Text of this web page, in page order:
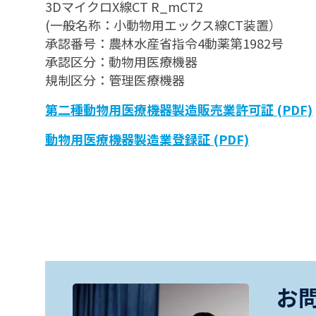
3DマイクロX線CT R_mCT2
(一般名称：小動物用エックス線CT装置）
承認番号：農林水産省指令4動薬第1982号
承認区分：動物用医療機器
規制区分：管理医療機器
第二種動物用医療機器製造販売業許可証 (PDF)
動物用医療機器製造業登録証 (PDF)
お